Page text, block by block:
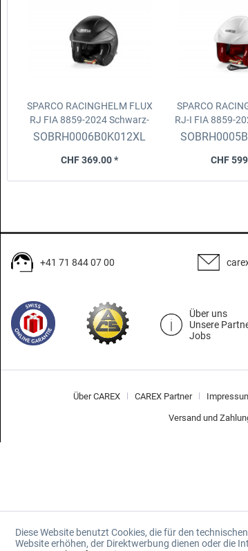
SPARCO RACINGHELM FLUX
RJ FIA 8859-2024Schwarz-
Schwarz, Grösse XXL(62)
SOBRH0006B0K012XL
CHF 369.00 *
SPARCO
RJ-I FIA 8859-
Grösse
CHF
+41 71 844 07 00
Über uns
Unsere
Jobs
Über CAREX CAREX Partner
Versand und
Diese Website benutzt Cookies, die für den
Website erhöhen, der Direktwerbung dienen oder die